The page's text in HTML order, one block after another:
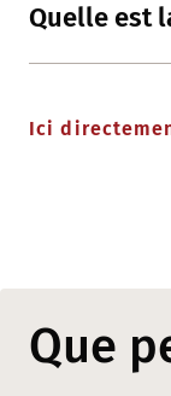
Quelle est
Ici
Que